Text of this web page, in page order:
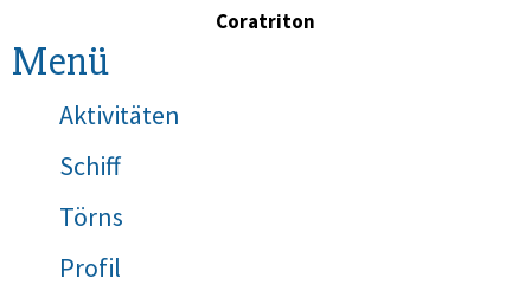
Coratriton
Menü
Aktivitäten
Schiff
Törns
Profil